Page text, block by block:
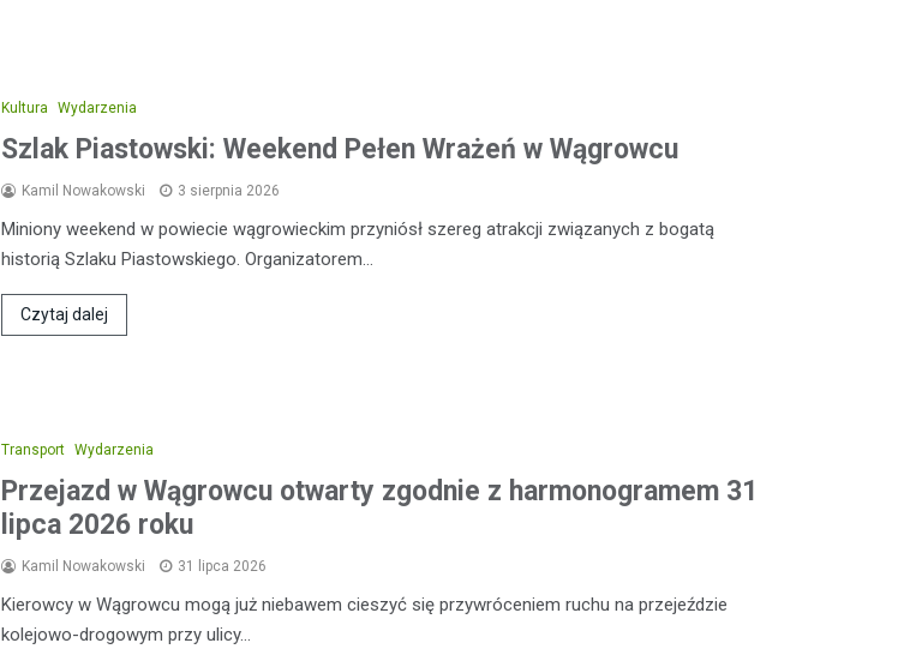
Kultura Wydarzenia
Szlak Piastowski: Weekend Pełen Wrażeń w Wągrowcu
Kamil Nowakowski 3 sierpnia 2026
Miniony weekend w powiecie wągrowieckim przyniósł szereg atrakcji związanych z bogatą
historią Szlaku Piastowskiego. Organizatorem…
Czytaj dalej
Transport Wydarzenia
Przejazd w Wągrowcu otwarty zgodnie z harmonogramem 31
lipca 2026 roku
Kamil Nowakowski 31 lipca 2026
Kierowcy w Wągrowcu mogą już niebawem cieszyć się przywróceniem ruchu na przejeździe
kolejowo-drogowym przy ulicy…